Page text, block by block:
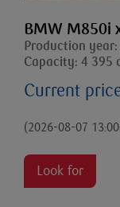
BMW M850i
Production
Capacity: 4 395
Current
(2026-08-07
Look for